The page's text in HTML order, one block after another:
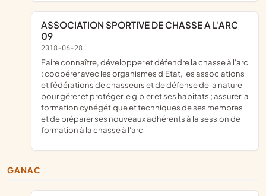
ASSOCIATION SPORTIVE DE CHASSE A L'ARC
09
2018-06-28
faire connaître, développer et défendre la chasse à l'arc
; coopérer avec les organismes d'Etat, les associations
et fédérations de chasseurs et de défense de la nature
pour gérer et protéger le gibier et ses habitats ; assurer la
formation cynégétique et techniques de ses membres
et de préparer ses nouveaux adhérents à la session de
formation à la chasse à l'arc
GANAC